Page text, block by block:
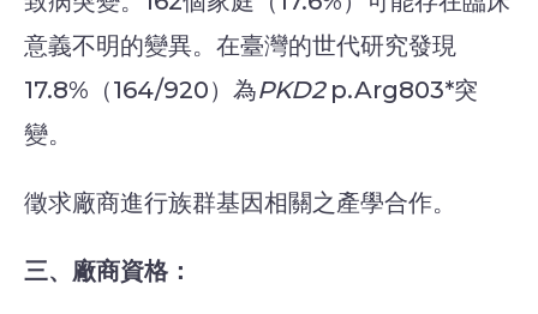
意義不明的變異。在臺灣的世代研究發現
17.8%（164/920）為PKD2p.Arg803*突
變。
徵求廠商進行族群基因相關之產學合作。
三、廠商資格：